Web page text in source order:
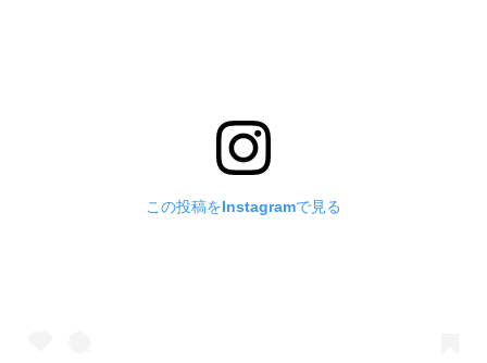
この投稿をInstagramで見る